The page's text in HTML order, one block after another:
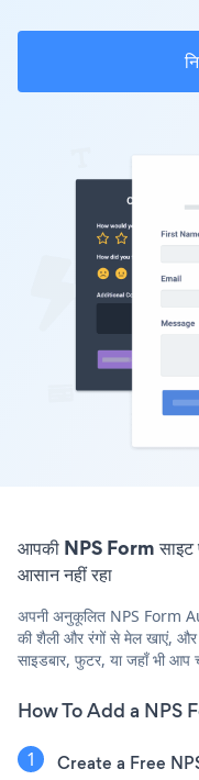
आपकी NPS Form
आसान नहीं रहा
अपनी अनुकूलित NPS Form
की शैली और रंगों से मेल खाएं,
साइडबार, फुटर, या जहाँ भी आप
How To Add a NPS
Create a Free